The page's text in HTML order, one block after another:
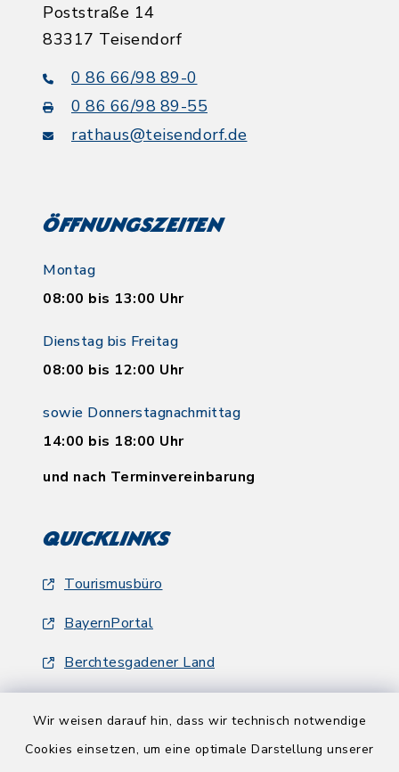
Wir weisen darauf hin, dass wir technisch notwendige
Cookies einsetzen, um eine optimale Darstellung unserer
Poststraße 14
83317 Teisendorf
0 86 66/98 89-0
0 86 66/98 89-55
rathaus@teisendorf.de
Öffnungszeiten
Montag
08:00 bis 13:00 Uhr
Dienstag bis Freitag
08:00 bis 12:00 Uhr
sowie Donnerstagnachmittag
14:00 bis 18:00 Uhr
und nach Terminvereinbarung
Quicklinks
Tourismusbüro
BayernPortal
Berchtesgadener Land